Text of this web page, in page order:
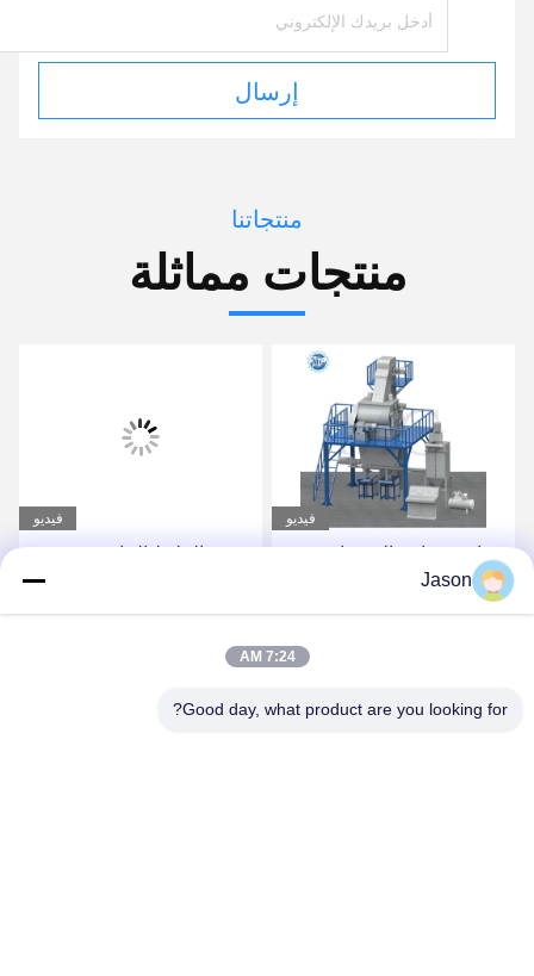
إرسال
منتجاتنا
منتجات مماثلة
فيديو
صناعة صناعة الصمغات
احصل على أفضل سعر
فيديو
مصنع الملاط الجاف
لاصق البلاط والجص
Jason
7:24 AM
Good day, what product are you looking for?